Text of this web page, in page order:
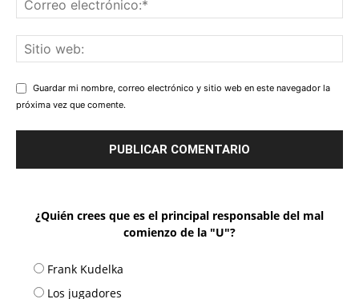
Guardar mi nombre, correo electrónico y sitio web en este navegador la
próxima vez que comente.
¿Quién crees que es el principal responsable del mal
comienzo de la "U"?
Frank Kudelka
Los jugadores